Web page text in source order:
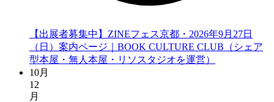
【出展者募集中】ZINEフェス京都・2026年9月27日
（日）案内ページ｜BOOK CULTURE CLUB（シェア
型本屋・無人本屋・リソスタジオを運営）
10月
12
月